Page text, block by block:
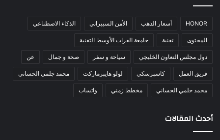
HONOR أسعار الذهب الأمن السيبراني الذكاء الاصطناعي
المحتوى تقنية جامعة الفرات الأوسط التقنية
دول مجلس التعاون الخليجي سياحة و سفر صحة و جمال عن
فريق العمل كاسبرسكي لولو هايبرماركت محمد جلمي الحساني
محمد حلمي الحساني مخطط زمني واتساب
أحدث المقالات